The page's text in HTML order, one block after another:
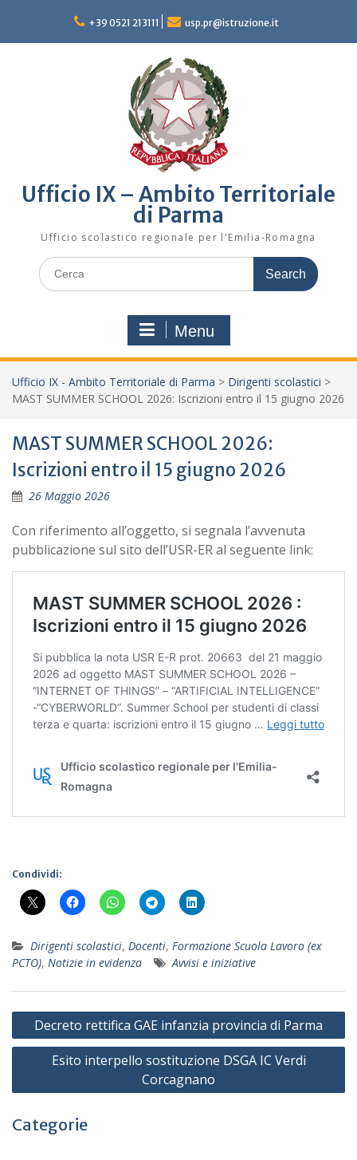
content
+39 0521 213111 usp.pr@istruzione.it
Ufficio IX – Ambito Territoriale
di Parma
Ufficio scolastico regionale per l'Emilia-Romagna
Search
for:
Menu
Ufficio IX - Ambito Territoriale di Parma > Dirigenti scolastici >
MAST SUMMER SCHOOL 2026: Iscrizioni entro il 15 giugno 2026
MAST SUMMER SCHOOL 2026:
Iscrizioni entro il 15 giugno 2026
26 Maggio 2026
Con riferimento all’oggetto, si segnala l’avvenuta
pubblicazione sul sito dell’USR-ER al seguente link:
Condividi:
Dirigenti scolastici, Docenti, Formazione Scuola Lavoro (ex
PCTO), Notizie in evidenza Avvisi e iniziative
Navigazione
articoli
Decreto rettifica GAE infanzia provincia di Parma
Esito interpello sostituzione DSGA IC Verdi
Corcagnano
Categorie